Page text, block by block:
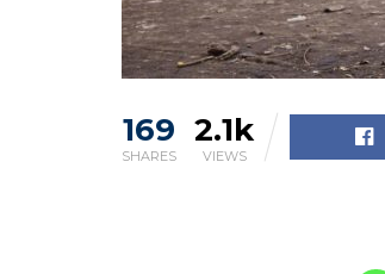
169
SHARES
2.1k
VIEWS